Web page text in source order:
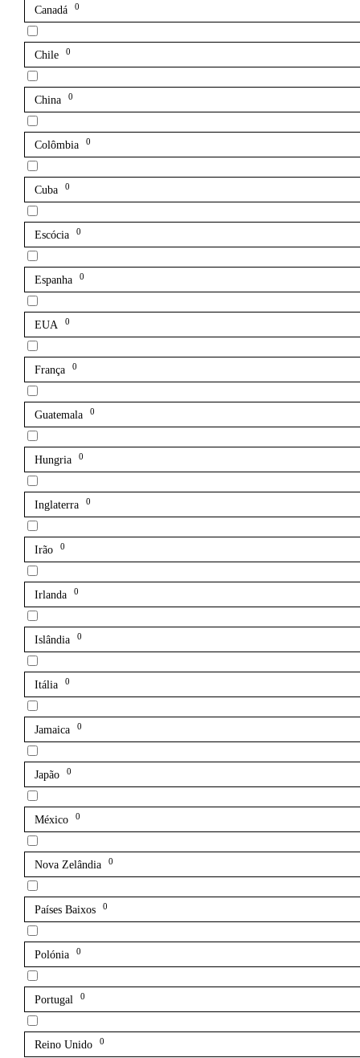
Canadá 0
Chile 0
China 0
Colômbia 0
Cuba 0
Escócia 0
Espanha 0
EUA 0
França 0
Guatemala 0
Hungria 0
Inglaterra 0
Irão 0
Irlanda 0
Islândia 0
Itália 0
Jamaica 0
Japão 0
México 0
Nova Zelândia 0
Países Baixos 0
Polónia 0
Portugal 0
Reino Unido 0